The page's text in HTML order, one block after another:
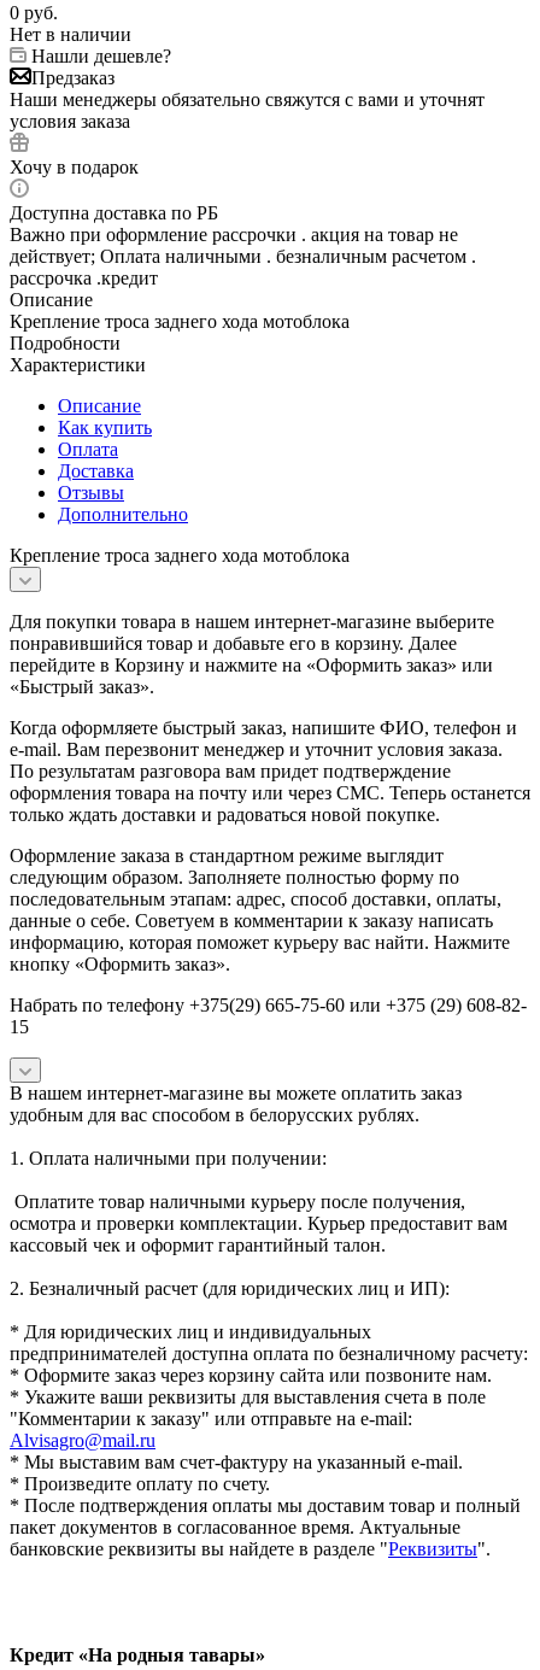
0 руб.
Нет в наличии
Нашли дешевле?
Предзаказ
Наши менеджеры обязательно свяжутся с вами и уточнят
условия заказа
Хочу в подарок
Доступна доставка по РБ
Важно при оформление рассрочки . акция на товар не
действует; Оплата наличными . безналичным расчетом .
рассрочка .кредит
Описание
Крепление троса заднего хода мотоблока
Подробности
Характеристики
Описание
Как купить
Оплата
Доставка
Отзывы
Дополнительно
Крепление троса заднего хода мотоблока
Для покупки товара в нашем интернет-магазине выберите
понравившийся товар и добавьте его в корзину. Далее
перейдите в Корзину и нажмите на «Оформить заказ» или
«Быстрый заказ».
Когда оформляете быстрый заказ, напишите ФИО, телефон и
e-mail. Вам перезвонит менеджер и уточнит условия заказа.
По результатам разговора вам придет подтверждение
оформления товара на почту или через СМС. Теперь останется
только ждать доставки и радоваться новой покупке.
Оформление заказа в стандартном режиме выглядит
следующим образом. Заполняете полностью форму по
последовательным этапам: адрес, способ доставки, оплаты,
данные о себе. Советуем в комментарии к заказу написать
информацию, которая поможет курьеру вас найти. Нажмите
кнопку «Оформить заказ».
Набрать по телефону +375(29) 665-75-60 или +375 (29) 608-82-
15
В нашем интернет-магазине вы можете оплатить заказ
удобным для вас способом в белорусских рублях.
1. Оплата наличными при получении:
Оплатите товар наличными курьеру после получения,
осмотра и проверки комплектации. Курьер предоставит вам
кассовый чек и оформит гарантийный талон.
2. Безналичный расчет (для юридических лиц и ИП):
* Для юридических лиц и индивидуальных
предпринимателей доступна оплата по безналичному расчету:
* Оформите заказ через корзину сайта или позвоните нам.
* Укажите ваши реквизиты для выставления счета в поле
"Комментарии к заказу" или отправьте на e-mail:
Alvisagro@mail.ru
* Мы выставим вам счет-фактуру на указанный e-mail.
* Произведите оплату по счету.
* После подтверждения оплаты мы доставим товар и полный
пакет документов в согласованное время. Актуальные
банковские реквизиты вы найдете в разделе "Реквизиты".
Кредит «На родныя тавары»